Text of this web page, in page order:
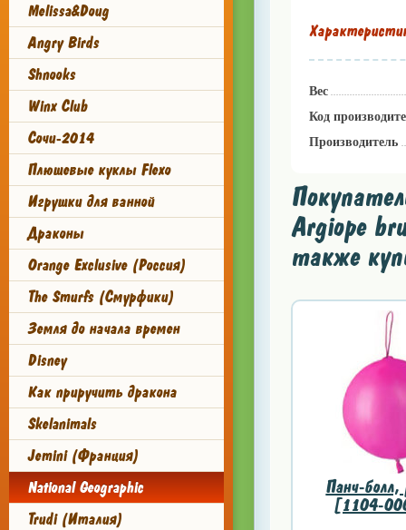
Melissa&Doug
Angry Birds
Shnooks
Winx Club
Сочи-2014
Плюшевые куклы Flexo
Игрушки для ванной
Драконы
Orange Exclusive (Россия)
The Smurfs (Смурфики)
Земля до начала времен
Disney
Как приручить дракона
Skelanimals
Jemini (Франция)
National Geographic
Trudi (Италия)
Вес
Код
Производитель
Argiope
также
Панч-болл,
[1104-